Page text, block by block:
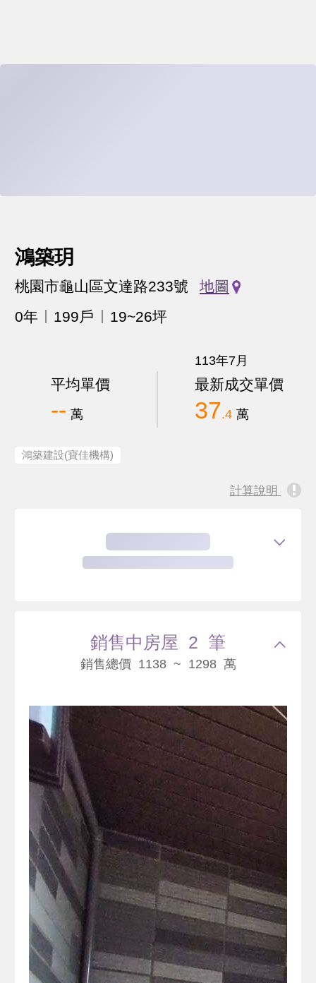
鴻築玥
桃園市龜山區文達路233號
地圖
0年
199戶 19~26坪
平均單價
-- 萬
113年7月
最新成交單價
37.4 萬
鴻築建設(寶佳機構)
計算說明
銷售中房屋 2 筆
銷售總價 1138 ~ 1298 萬